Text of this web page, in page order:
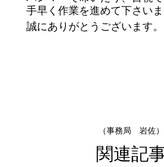
手早く作業を進めて下さいま
誠にありがとうございます。
（事務局 岩佐）
関連記